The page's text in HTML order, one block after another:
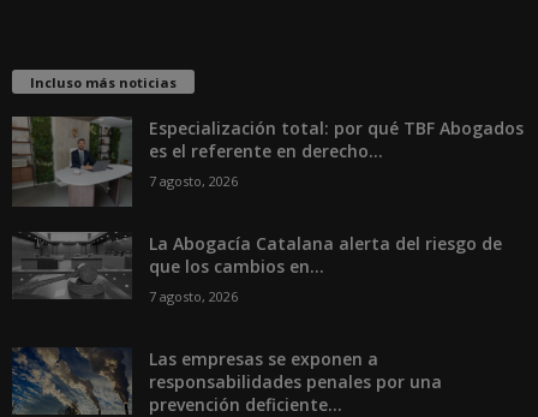
Incluso más noticias
Especialización total: por qué TBF Abogados
es el referente en derecho...
7 agosto, 2026
La Abogacía Catalana alerta del riesgo de
que los cambios en...
7 agosto, 2026
Las empresas se exponen a
responsabilidades penales por una
prevención deficiente...